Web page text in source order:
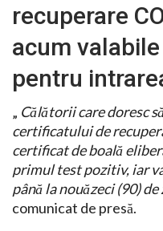
recuperare
acum
pentru
„ Călătorii care doresc
certificatului de
certificat de boală
primul test pozitiv, iar
până la nouăzeci (90) de
comunicat de presă.